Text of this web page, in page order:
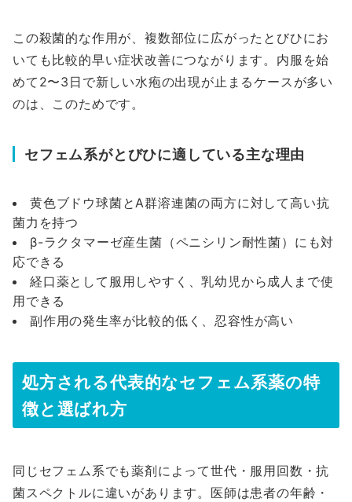
この殺菌的な作用が、複数部位に広がったとびひにお
いても比較的早い症状改善につながります。内服を始
めて2〜3日で新しい水疱の出現が止まるケースが多い
のは、このためです。
セフェム系がとびひに適している主な理由
黄色ブドウ球菌とA群溶連菌の両方に対して高い抗
菌力を持つ
β-ラクタマーゼ産生菌（ペニシリン耐性菌）にも対
応できる
経口薬として服用しやすく、乳幼児から成人まで使
用できる
副作用の発生率が比較的低く、忍容性が高い
処方される代表的なセフェム系薬の特
徴と選ばれ方
同じセフェム系でも薬剤によって世代・服用回数・抗
菌スペクトルに違いがあります。医師は患者の年齢・